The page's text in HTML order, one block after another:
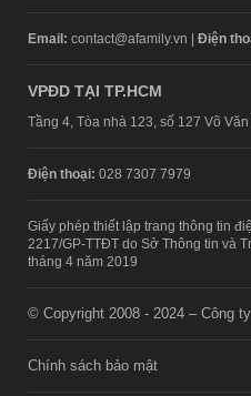
Email: contact@afamily.vn | Điện
VPĐD TẠI TP.HCM
Tầng 4, Tòa nhà 123, số 127 Võ
Điện thoại: 028 7307 7979
Giấy phép thiết lập trang thông tin
2217/GP-TTĐT do Sở Thông tin và
tháng 4 năm 2019
© Copyright 2008 - 2024 – Công
Chính sách bảo mật